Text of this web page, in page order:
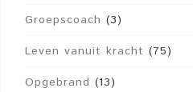
Groepscoach (3)
Leven vanuit kracht (75)
Opgebrand (13)